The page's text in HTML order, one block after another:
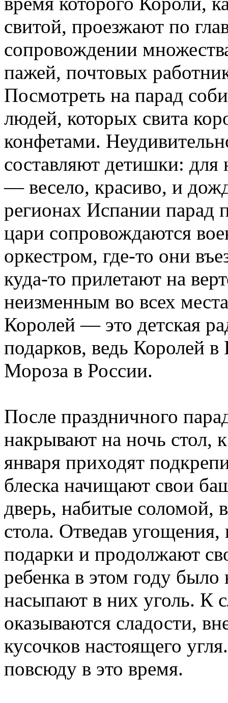
свитой, проезжают по
сопровождении
пажей, почтовых
Посмотреть на парад
людей, которых свита
конфетами.
составляют детишки: для
— весело, красиво, и
регионах Испании парад
цари сопровождаются
оркестром, где-то они
куда-то прилетают на
неизменным во всех
Королей — это детская
подарков, ведь Королей
Мороза в России.
После праздничного
накрывают на ночь стол,
января приходят
блеска начищают свои
дверь, набитые соломой,
стола. Отведав
подарки и продолжают
ребенка в этом году
насыпают в них уголь. К
оказываются сладости,
кусочков настоящего
повсюду в это время.